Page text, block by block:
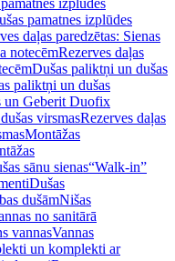
izplūdes
pamatnes izplūdes
daļas paredzētas: Sienas
notecēmRezerves daļas
Dušas paliktņi un dušas
paliktņi un dušas
un Geberit Duofix
virsmasRezerves daļas
Montāžas
sānu sienas“Walk-in”
Dušas
dušāmNišas
no sanitārā
vannasVannas
un komplekti ar